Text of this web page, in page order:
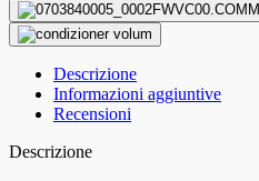
Descrizione
Informazioni aggiuntive
Recensioni
Descrizione